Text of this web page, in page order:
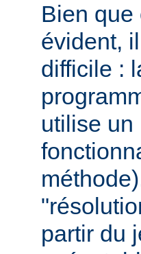
Bien que
évident,
difficile :
utilise un
partir du